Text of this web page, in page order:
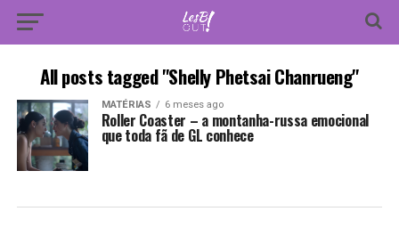
All posts tagged "Shelly Phetsai Chanrueng"
MATÉRIAS 6 meses ago
Roller Coaster – a montanha-russa emocional
que toda fã de GL conhece